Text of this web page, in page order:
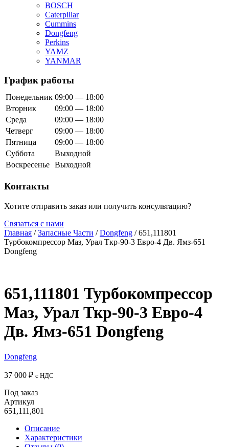
BOSCH
Caterpillar
Cummins
Dongfeng
Perkins
YAMZ
YANMAR
График работы
Понедельник 09:00 — 18:00
Вторник
09:00 — 18:00
Среда
09:00 — 18:00
Четверг
09:00 — 18:00
Пятница
09:00 — 18:00
Суббота
Выходной
Воскресенье Выходной
Контакты
Хотите отправить заказ или получить консультацию?
Связаться с нами
Главная /Запасные Части /Dongfeng / 651,111801
Турбокомпрессор Маз, Урал Ткр-90-3 Евро-4 Дв. Ямз-651
Dongfeng
651,111801 Турбокомпрессор
Маз, Урал Ткр-90-3 Евро-4
Дв. Ямз-651 Dongfeng
Dongfeng
37 000 ₽ с НДС
Под заказ
Артикул
651,111,801
Описание
Характеристики